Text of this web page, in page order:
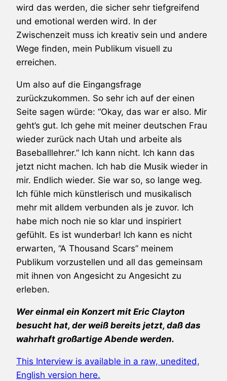
wird das werden, die sicher sehr tiefgreifend
und emotional werden wird. In der
Zwischenzeit muss ich kreativ sein und andere
Wege finden, mein Publikum visuell zu
erreichen.
Um also auf die Eingangsfrage
zurückzukommen. So sehr ich auf der einen
Seite sagen würde: “Okay, das war er also. Mir
geht’s gut. Ich gehe mit meiner deutschen Frau
wieder zurück nach Utah und arbeite als
Baseballlehrer.” Ich kann nicht. Ich kann das
jetzt nicht machen. Ich hab die Musik wieder in
mir. Endlich wieder. Sie war so, so lange weg.
Ich fühle mich künstlerisch und musikalisch
mehr mit alldem verbunden als je zuvor. Ich
habe mich noch nie so klar und inspiriert
gefühlt. Es ist wunderbar! Ich kann es nicht
erwarten, “A Thousand Scars” meinem
Publikum vorzustellen und all das gemeinsam
mit ihnen von Angesicht zu Angesicht zu
erleben.
Wer einmal ein Konzert mit Eric Clayton
besucht hat, der weiß bereits jetzt, daß das
wahrhaft großartige Abende werden.
This Interview is available in a raw, unedited,
English version here.